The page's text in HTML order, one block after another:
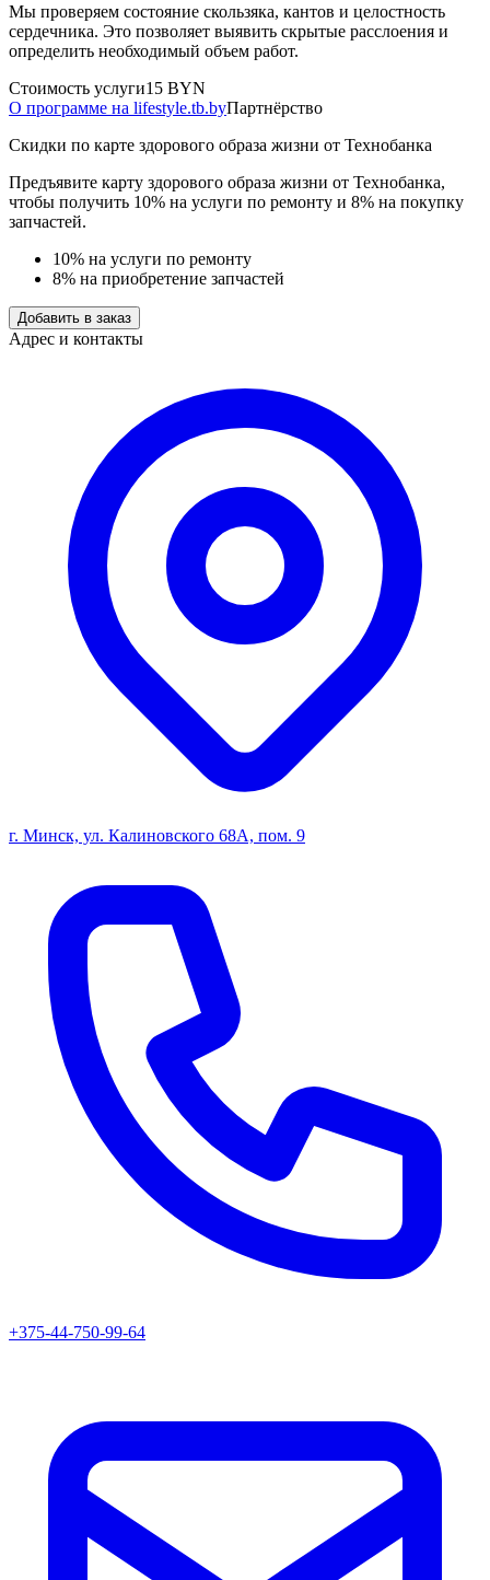
Мы проверяем состояние скользяка, кантов и целостность
сердечника. Это позволяет выявить скрытые расслоения и
определить необходимый объем работ.
Стоимость услуги15 BYN
О программе на lifestyle.tb.byПартнёрство
Скидки по карте здорового образа жизни от Технобанка
Предъявите карту здорового образа жизни от Технобанка,
чтобы получить 10% на услуги по ремонту и 8% на покупку
запчастей.
10% на услуги по ремонту
8% на приобретение запчастей
Добавить в заказ
Адрес и контакты
г. Минск, ул. Калиновского 68А, пом. 9
+375-44-750-99-64